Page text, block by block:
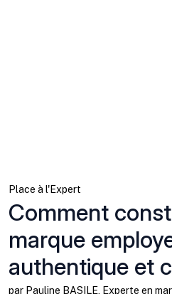
Place à l'Expert
Comment
marque
authentique et
par Pauline BASILE, Experte en